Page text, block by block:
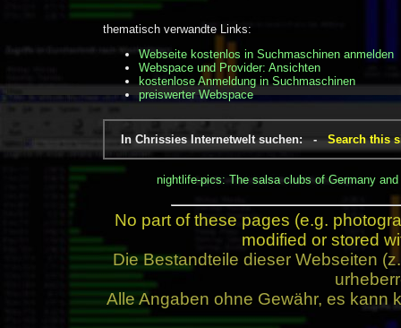
thematisch verwandte Links:
Webseite kostenlos in Suchmaschinen anmelden
Webspace und Provider: Ansichten
kostenlose Anmeldung in Suchmaschinen
preiswerter Webspace
In Chrissies Internetwelt suchen: - Search this
nightlife-pics: The salsa clubs of Germany and
No part of these pages (e.g.
modified or stored
Die Bestandteile dieser Webseiten
Alle Angaben ohne Gewähr, es kann